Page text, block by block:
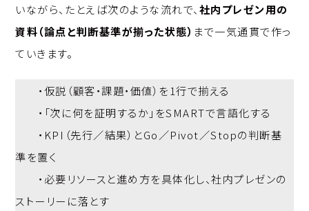
いながら、たとえば次のような流れで、 社内プレゼン用の
資料（論点と判断基準が揃った状態） まで一気通貫で作っ
ていきます。
・仮説（顧客・課題・価値）を1行で揃える
・「次に何を証明するか」をSMARTで言語化する
・KPI（先行／結果）とGo／Pivot／Stopの判断基
準を置く
・必要リソースと進め方を具体化し、社内プレゼンの
ストーリーに落とす